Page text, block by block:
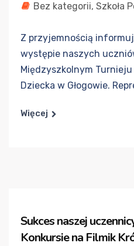
Bez kategorii, Szkoła
Z przyjemnością
występie naszych
Międzyszkolnym
Dziecka w Głogowie.
Więcej
Sukces naszej
Konkursie na Filmik